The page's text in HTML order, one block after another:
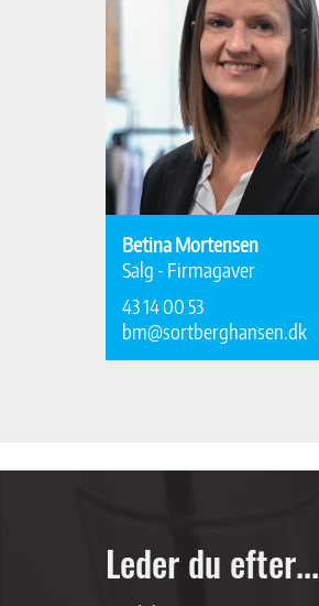
Betina Mortensen
Salg - Firmagaver
43 14 00 53
bm@sortberghansen.dk
Leder du efter...